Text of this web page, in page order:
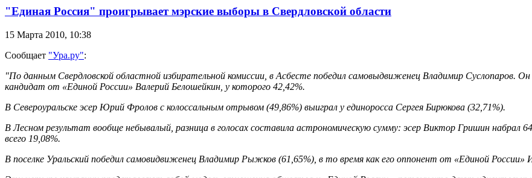
"Единая Россия" проигрывает мэрские выборы в Свердловской области
15 Марта 2010, 10:38
Сообщает "Ура.ру":
"По данным Свердловской областной избирательной комиссии, в Асбесте победил самовыдвиженец Владимир Суслопаров.
кандидат от «Единой России» Валерий Белошейкин, у которого 42,42%.
В Североуральске эсер Юрий Фролов с колоссальным отрывом (49,86%) выиграл у единоросса Сергея Бирюкова (32,71%).
В Лесном результат вообще небывалый, разница в голосах составила астрономическую сумму: эсер Виктор Гришин набрал
всего 19,08%.
В поселке Уральский победил самовидвиженец Владимир Рыжков (61,65%), в то время как его оппонент от «Единой России»